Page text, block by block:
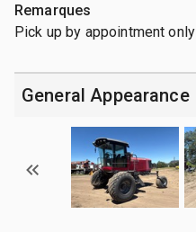
Remarques
Pick up by appointment only
General Appearance